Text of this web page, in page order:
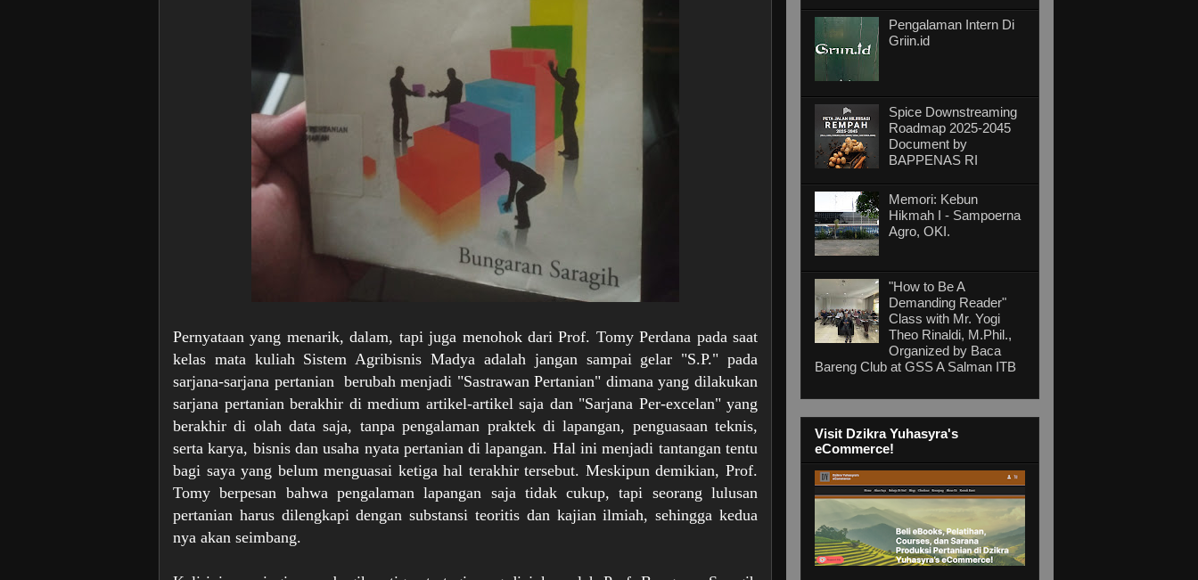
Pernyataan yang menarik, dalam, tapi juga menohok dari Prof. Tomy Perdana pada saat
kelas mata kuliah Sistem Agribisnis Madya adalah jangan sampai gelar "S.P." pada
sarjana-sarjana pertanian berubah menjadi "Sastrawan Pertanian" dimana yang dilakukan
sarjana pertanian berakhir di medium artikel-artikel saja dan "Sarjana Per-excelan" yang
berakhir di olah data saja, tanpa pengalaman praktek di lapangan, penguasaan teknis,
serta karya, bisnis dan usaha nyata pertanian di lapangan. Hal ini menjadi tantangan tentu
bagi saya yang belum menguasai ketiga hal terakhir tersebut. Meskipun demikian, Prof.
Tomy berpesan bahwa pengalaman lapangan saja tidak cukup, tapi seorang lulusan
pertanian harus dilengkapi dengan substansi teoritis dan kajian ilmiah, sehingga kedua
nya akan seimbang.
Pengalaman Intern Di
Griin.id
Spice Downstreaming
Roadmap 2025-2045
Document by
BAPPENAS RI
Memori: Kebun
Hikmah I - Sampoerna
Agro, OKI.
"How to Be A
Demanding Reader"
Class with Mr. Yogi
Theo Rinaldi, M.Phil.,
Organized by Baca
Bareng Club at GSS A Salman ITB
Visit Dzikra Yuhasyra's
eCommerce!